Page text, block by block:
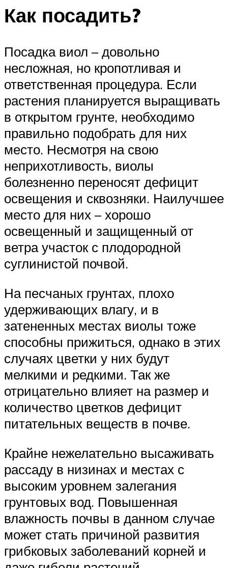
Как посадить?
Посадка виол – довольно
несложная, но кропотливая и
ответственная процедура. Если
растения планируется выращивать
в открытом грунте, необходимо
правильно подобрать для них
место. Несмотря на свою
неприхотливость, виолы
болезненно переносят дефицит
освещения и сквозняки. Наилучшее
место для них – хорошо
освещенный и защищенный от
ветра участок с плодородной
суглинистой почвой.
На песчаных грунтах, плохо
удерживающих влагу, и в
затененных местах виолы тоже
способны прижиться, однако в этих
случаях цветки у них будут
мелкими и редкими. Так же
отрицательно влияет на размер и
количество цветков дефицит
питательных веществ в почве.
Крайне нежелательно высаживать
рассаду в низинах и местах с
высоким уровнем залегания
грунтовых вод. Повышенная
влажность почвы в данном случае
может стать причиной развития
грибковых заболеваний корней и